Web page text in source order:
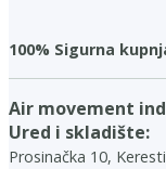
100% Sigurna
Air movement
Ured i skladište:
Prosinačka 10,